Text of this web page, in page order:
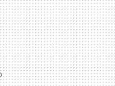
MAIL